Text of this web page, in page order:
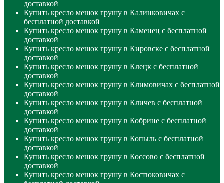
доставкой
Купить кресло мешок грушу в Калинковичах с
бесплатной доставкой
Купить кресло мешок грушу в Каменец с бесплатной
доставкой
Купить кресло мешок грушу в Кировске с бесплатной
доставкой
Купить кресло мешок грушу в Клецк с бесплатной
доставкой
Купить кресло мешок грушу в Климовичах с бесплатной
доставкой
Купить кресло мешок грушу в Кличев с бесплатной
доставкой
Купить кресло мешок грушу в Кобрине с бесплатной
доставкой
Купить кресло мешок грушу в Копыль с бесплатной
доставкой
Купить кресло мешок грушу в Коссово с бесплатной
доставкой
Купить кресло мешок грушу в Костюковичах с